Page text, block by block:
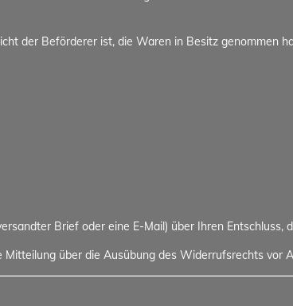
der Beförderer ist, die Waren in Besitz genommen
Brief oder eine E-Mail) über Ihren
über die Ausübung des Widerrufsrechts vor